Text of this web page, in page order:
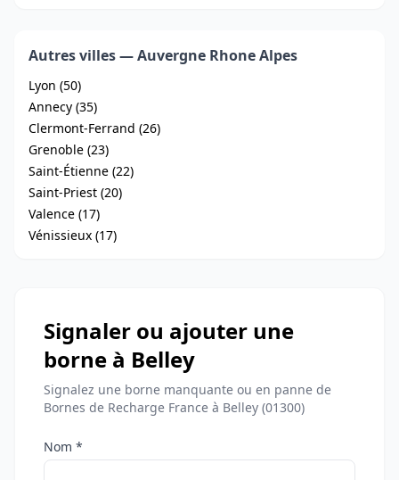
Autres villes — Auvergne Rhone Alpes
Lyon (50)
Annecy (35)
Clermont-Ferrand (26)
Grenoble (23)
Saint-Étienne (22)
Saint-Priest (20)
Valence (17)
Vénissieux (17)
Signaler ou ajouter une
borne à Belley
Signalez une borne manquante ou en panne de
Bornes de Recharge France à Belley (01300)
Nom *